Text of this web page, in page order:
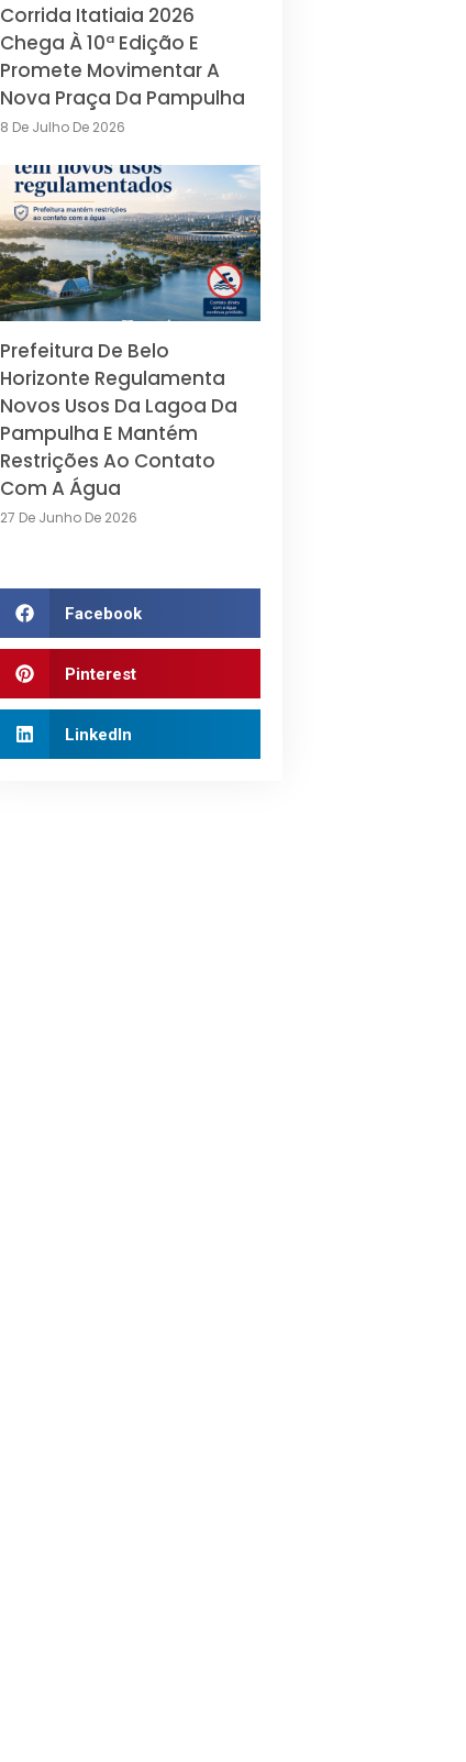
Corrida Itatiaia 2026
Chega À 10ª Edição E
Promete Movimentar A
Nova Praça Da Pampulha
8 De Julho De 2026
Prefeitura De Belo
Horizonte Regulamenta
Novos Usos Da Lagoa Da
Pampulha E Mantém
Restrições Ao Contato
Com A Água
27 De Junho De 2026
Facebook
Pinterest
LinkedIn